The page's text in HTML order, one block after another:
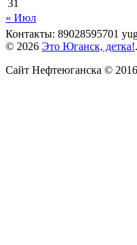
31
« Июл
Контакты: 89028595701
© 2026 Это Юганск, детка!
Сайт Нефтеюганска ©